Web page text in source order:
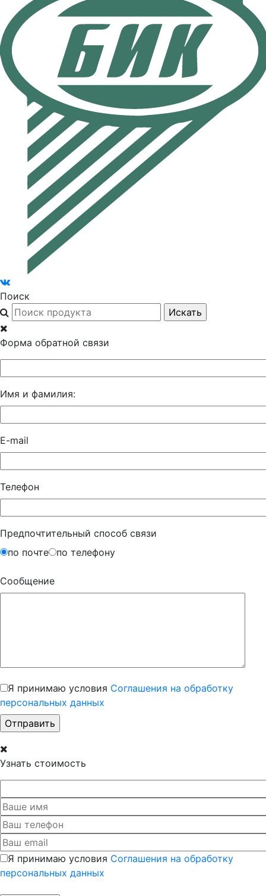
Поиск
Форма обратной связи
Имя и фамилия:
E-mail
Телефон
Предпочтительный способ связи
по почте
по телефону
Сообщение
Я принимаю условия Соглашения на обработку
персональных данных
Узнать стоимость
Я принимаю условия Соглашения на обработку
персональных данных